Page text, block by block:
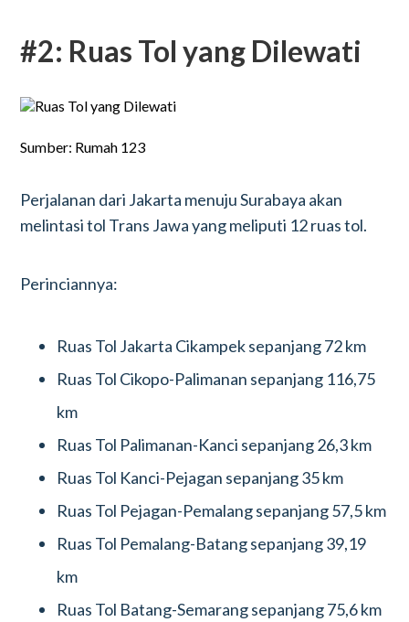
#2: Ruas Tol yang Dilewati
Sumber: Rumah 123
Perjalanan dari Jakarta menuju Surabaya akan
melintasi tol Trans Jawa yang meliputi 12 ruas tol.
Perinciannya:
Ruas Tol Jakarta Cikampek sepanjang 72 km
Ruas Tol Cikopo-Palimanan sepanjang 116,75
km
Ruas Tol Palimanan-Kanci sepanjang 26,3 km
Ruas Tol Kanci-Pejagan sepanjang 35 km
Ruas Tol Pejagan-Pemalang sepanjang 57,5 km
Ruas Tol Pemalang-Batang sepanjang 39,19
km
Ruas Tol Batang-Semarang sepanjang 75,6 km